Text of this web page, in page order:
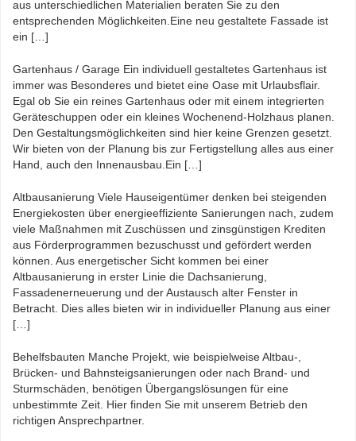
aus unterschiedlichen Materialien beraten Sie zu den
entsprechenden Möglichkeiten.Eine neu gestaltete Fassade ist
ein […]
Gartenhaus / Garage Ein individuell gestaltetes Gartenhaus ist
immer was Besonderes und bietet eine Oase mit Urlaubsflair.
Egal ob Sie ein reines Gartenhaus oder mit einem integrierten
Geräteschuppen oder ein kleines Wochenend-Holzhaus planen.
Den Gestaltungsmöglichkeiten sind hier keine Grenzen gesetzt.
Wir bieten von der Planung bis zur Fertigstellung alles aus einer
Hand, auch den Innenausbau.Ein […]
Altbausanierung Viele Hauseigentümer denken bei steigenden
Energiekosten über energieeffiziente Sanierungen nach, zudem
viele Maßnahmen mit Zuschüssen und zinsgünstigen Krediten
aus Förderprogrammen bezuschusst und gefördert werden
können. Aus energetischer Sicht kommen bei einer
Altbausanierung in erster Linie die Dachsanierung,
Fassadenerneuerung und der Austausch alter Fenster in
Betracht. Dies alles bieten wir in individueller Planung aus einer
[…]
Behelfsbauten Manche Projekt, wie beispielweise Altbau-,
Brücken- und Bahnsteigsanierungen oder nach Brand- und
Sturmschäden, benötigen Übergangslösungen für eine
unbestimmte Zeit. Hier finden Sie mit unserem Betrieb den
richtigen Ansprechpartner.